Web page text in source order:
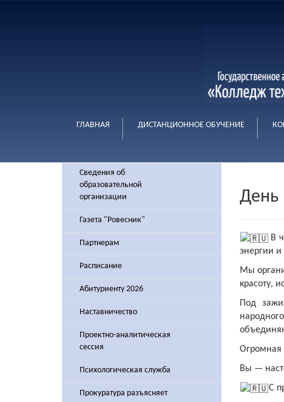
ГЛАВНАЯ ДИСТАНЦИОННОЕ ОБУЧЕНИЕ
Сведения об
образовательной
организации
Газета "Ровесник"
Партнерам
Расписание
Абитуриенту 2026
Наставничество
Проектно-аналитическая
сессия
Психологическая служба
Прокуратура разъясняет
День
В
энергии и
Мы
красоту,
Под
Огромная
Вы —
С